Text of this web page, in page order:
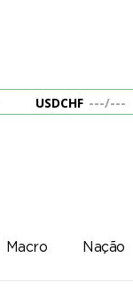
USDCHF ---/---
Macro Nação